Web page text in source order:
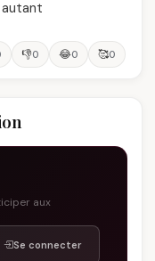
👎0 😂0 🥰0
aux
Se connecter